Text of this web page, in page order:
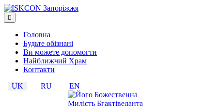
Головна
Будьте обізнані
Ви можете допомогти
Найближчий Храм
Контакти
UK
RU EN